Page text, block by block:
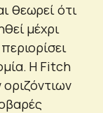
θεωρεί ότι
μέχρι
Η Fitch